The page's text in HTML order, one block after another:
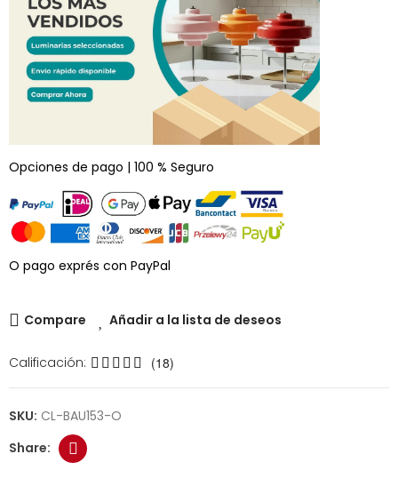
Opciones de pago | 100 % Seguro
O pago exprés con PayPal
Compare Añadir a la lista de deseos
Calificación: (18)
SKU: CL-BAU153-O